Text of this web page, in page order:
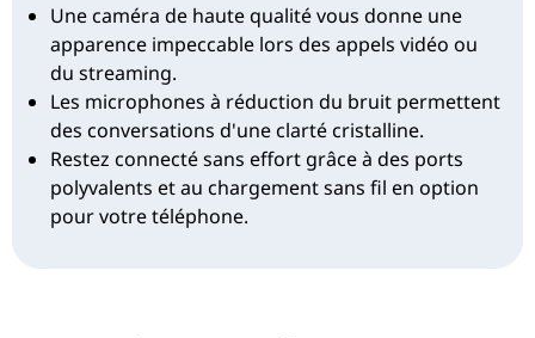
Une caméra de haute qualité vous donne une
apparence impeccable lors des appels vidéo ou
du streaming.
Les microphones à réduction du bruit permettent
des conversations d'une clarté cristalline.
Restez connecté sans effort grâce à des ports
polyvalents et au chargement sans fil en option
pour votre téléphone.